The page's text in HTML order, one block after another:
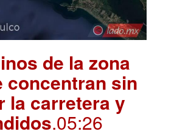
de la zona
concentran sin
la carretera y
.05:26